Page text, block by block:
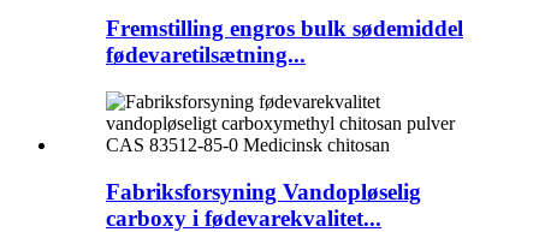
Fremstilling engros bulk sødemiddel
fødevaretilsætning...
Fabriksforsyning Vandopløselig
carboxy i fødevarekvalitet...